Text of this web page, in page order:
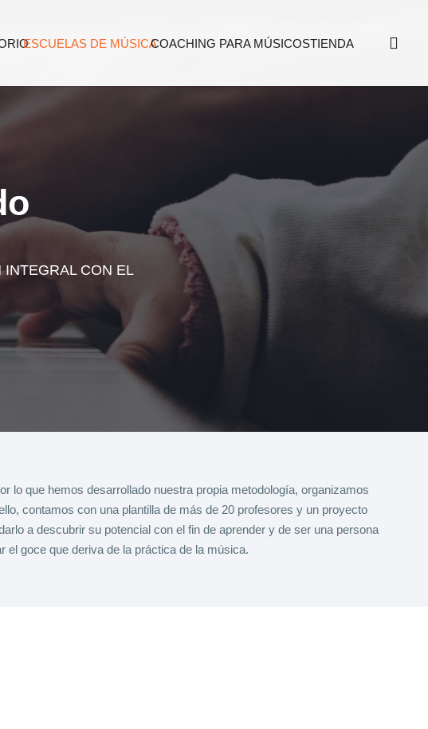
ESCUELAS DE MÚSICACOACHING PARA MÚSICOSTIENDA
INTEGRAL CON EL
lo que hemos desarrollado nuestra propia metodología, organizamos
contamos con una plantilla de más de 20 profesores y un proyecto
a descubrir su potencial con el fin de aprender y de ser una persona
goce que deriva de la práctica de la música.